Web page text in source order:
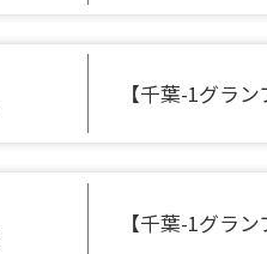
【千葉-1グラ
【千葉-1グラ